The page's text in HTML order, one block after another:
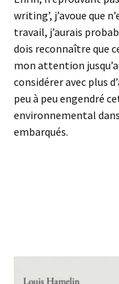
writing’, j’avoue que
travail, j’aurais
dois reconnaître que
mon attention
considérer avec plus
peu à peu engendré
environnemental
embarqués.